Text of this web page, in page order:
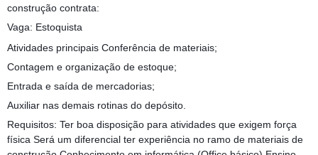
construção contrata:
Vaga: Estoquista
Atividades principais Conferência de materiais;
Contagem e organização de estoque;
Entrada e saída de mercadorias;
Auxiliar nas demais rotinas do depósito.
Requisitos: Ter boa disposição para atividades que exigem força
física Será um diferencial ter experiência no ramo de materiais de